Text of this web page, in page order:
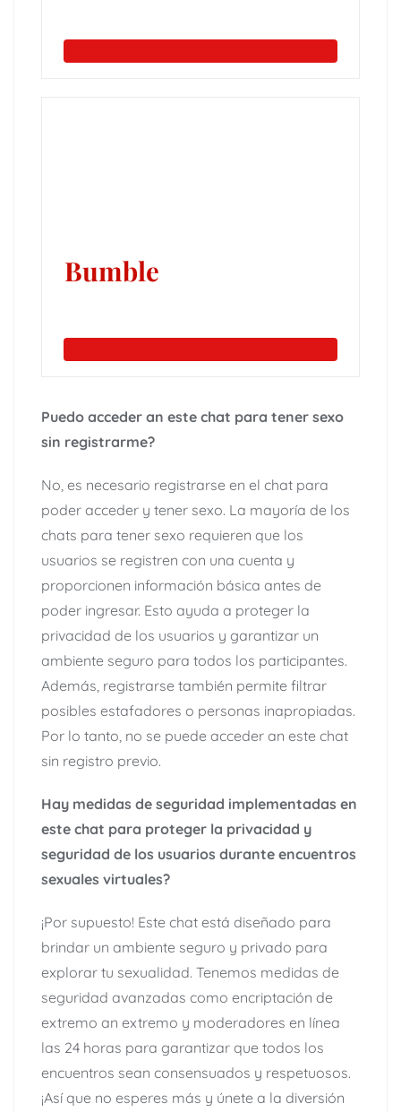
Bumble
Puedo acceder an este chat para tener sexo
sin registrarme?
No, es necesario registrarse en el chat para
poder acceder y tener sexo. La mayoría de los
chats para tener sexo requieren que los
usuarios se registren con una cuenta y
proporcionen información básica antes de
poder ingresar. Esto ayuda a proteger la
privacidad de los usuarios y garantizar un
ambiente seguro para todos los participantes.
Además, registrarse también permite filtrar
posibles estafadores o personas inapropiadas.
Por lo tanto, no se puede acceder an este chat
sin registro previo.
Hay medidas de seguridad implementadas en
este chat para proteger la privacidad y
seguridad de los usuarios durante encuentros
sexuales virtuales?
¡Por supuesto! Este chat está diseñado para
brindar un ambiente seguro y privado para
explorar tu sexualidad. Tenemos medidas de
seguridad avanzadas como encriptación de
extremo an extremo y moderadores en línea
las 24 horas para garantizar que todos los
encuentros sean consensuados y respetuosos.
¡Así que no esperes más y únete a la diversión